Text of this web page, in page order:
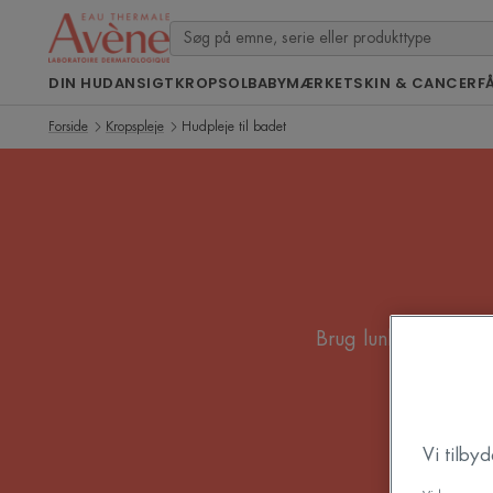
DIN HUDANSIGTKROPSOLBABYMÆRKETSKIN & CANCER
Forside Kropspleje Hudpleje til badet
Brug lunkent vand i
Vi